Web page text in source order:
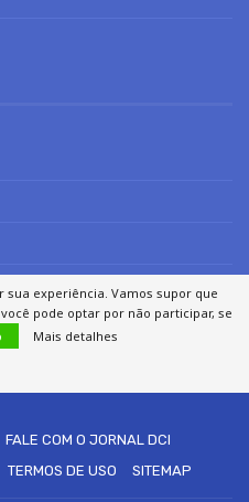
FALE COM O JORNAL DCI
TERMOS DE USO SITEMAP
sua experiência. Vamos supor que
pode optar por não participar, se
Mais detalhes